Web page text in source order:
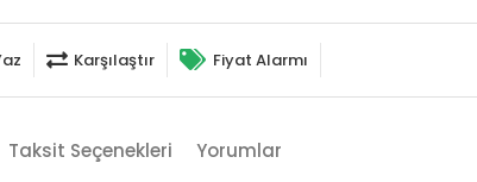
Karşılaştır Fiyat Alarmı
Taksit Seçenekleri Yorumlar